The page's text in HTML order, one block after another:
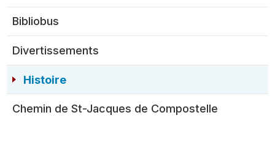
Bibliobus
Divertissements
Histoire
Chemin de St-Jacques de Compostelle